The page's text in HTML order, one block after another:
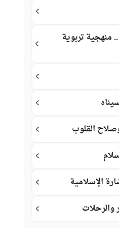
منهجية تربوية
القلوب
الإسلامية
والرحلات